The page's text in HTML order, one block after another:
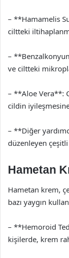
– **Hamamelis
ciltteki
–
ve ciltteki
– **Aloe Vera**:
cildin
– **Diğer
düzenleyen
Hametan
Hametan krem,
bazı yaygın
– **Hemoroid
kişilerde, krem